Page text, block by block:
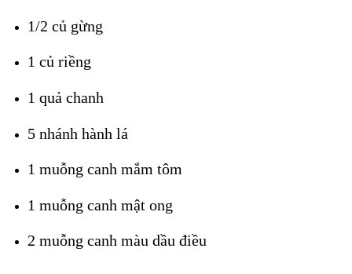
1/2 củ gừng
1 củ riềng
1 quả chanh
5 nhánh hành lá
1 muỗng canh mắm tôm
1 muỗng canh mật ong
2 muỗng canh màu dầu điều